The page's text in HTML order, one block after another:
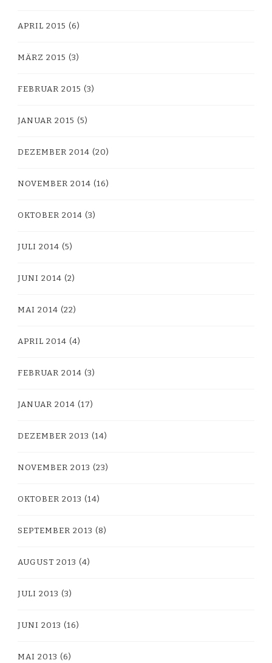
APRIL 2015 (6)
MÄRZ 2015 (3)
FEBRUAR 2015 (3)
JANUAR 2015 (5)
DEZEMBER 2014 (20)
NOVEMBER 2014 (16)
OKTOBER 2014 (3)
JULI 2014 (5)
JUNI 2014 (2)
MAI 2014 (22)
APRIL 2014 (4)
FEBRUAR 2014 (3)
JANUAR 2014 (17)
DEZEMBER 2013 (14)
NOVEMBER 2013 (23)
OKTOBER 2013 (14)
SEPTEMBER 2013 (8)
AUGUST 2013 (4)
JULI 2013 (3)
JUNI 2013 (16)
MAI 2013 (6)